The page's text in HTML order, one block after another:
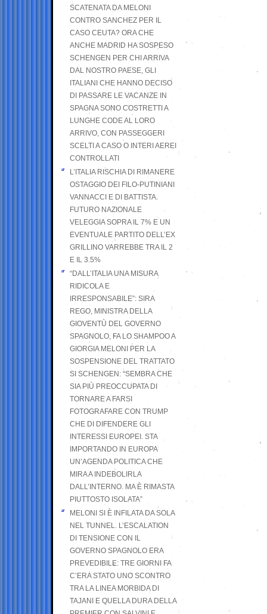
SCATENATA DA MELONI
CONTRO SANCHEZ PER IL
CASO CEUTA? ORA CHE
ANCHE MADRID HA SOSPESO
SCHENGEN PER CHI ARRIVA
DAL NOSTRO PAESE, GLI
ITALIANI CHE HANNO DECISO
DI PASSARE LE VACANZE IN
SPAGNA SONO COSTRETTI A
LUNGHE CODE AL LORO
ARRIVO, CON PASSEGGERI
SCELTI A CASO O INTERI AEREI
CONTROLLATI
L’ITALIA RISCHIA DI RIMANERE
OSTAGGIO DEI FILO-PUTINIANI
VANNACCI E DI BATTISTA.
FUTURO NAZIONALE
VELEGGIA SOPRA IL 7% E UN
EVENTUALE PARTITO DELL’EX
GRILLINO VARREBBE TRA IL 2
E IL 3.5%
“DALL’ITALIA UNA MISURA
RIDICOLA E
IRRESPONSABILE”: SIRA
REGO, MINISTRA DELLA
GIOVENTÙ DEL GOVERNO
SPAGNOLO, FA LO SHAMPOO A
GIORGIA MELONI PER LA
SOSPENSIONE DEL TRATTATO
SI SCHENGEN: “SEMBRA CHE
SIA PIÙ PREOCCUPATA DI
TORNARE A FARSI
FOTOGRAFARE CON TRUMP
CHE DI DIFENDERE GLI
INTERESSI EUROPEI. STA
IMPORTANDO IN EUROPA
UN’AGENDA POLITICA CHE
MIRA A INDEBOLIRLA
DALL’INTERNO. MA È RIMASTA
PIUTTOSTO ISOLATA”
MELONI SI È INFILATA DA SOLA
NEL TUNNEL. L’ESCALATION
DI TENSIONE CON IL
GOVERNO SPAGNOLO ERA
PREVEDIBILE: TRE GIORNI FA
C’ERA STATO UNO SCONTRO
TRA LA LINEA MORBIDA DI
TAJANI E QUELLA DURA DELLA